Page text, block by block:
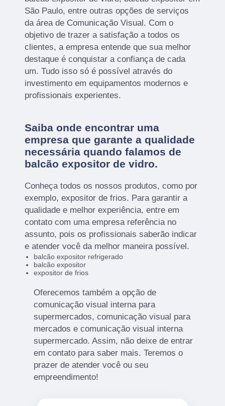
São Paulo, entre outras opções de serviços
da área de Comunicação Visual. Com o
objetivo de trazer a satisfação a todos os
clientes, a empresa entende que sua melhor
destaque é conquistar a confiança de cada
um. Tudo isso só é possível através do
investimento em equipamentos modernos e
profissionais experientes.
Saiba onde encontrar uma
empresa que garante a qualidade
necessária quando falamos de
balcão expositor de vidro.
Conheça todos os nossos produtos, como por
exemplo, expositor de frios. Para garantir a
qualidade e melhor experiência, entre em
contato com uma empresa referência no
assunto, pois os profissionais saberão indicar
e atender você da melhor maneira possível.
balcão expositor refrigerado
balcão expositor
expositor de frios
Oferecemos também a opção de
comunicação visual interna para
supermercados, comunicação visual para
mercados e comunicação visual interna
supermercado. Assim, não deixe de entrar
em contato para saber mais. Teremos o
prazer de atender você ou seu
empreendimento!